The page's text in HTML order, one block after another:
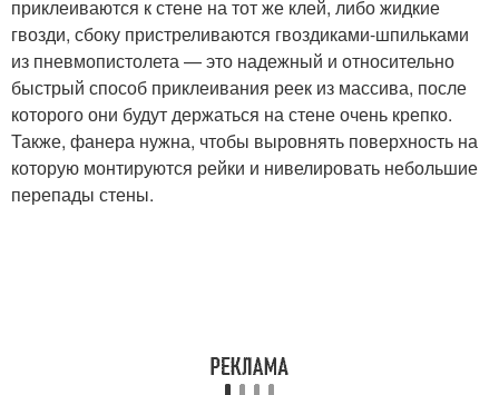
приклеиваются к стене на тот же клей, либо жидкие
гвозди, сбоку пристреливаются гвоздиками-шпильками
из пневмопистолета — это надежный и относительно
быстрый способ приклеивания реек из массива, после
которого они будут держаться на стене очень крепко.
Также, фанера нужна, чтобы выровнять поверхность на
которую монтируются рейки и нивелировать небольшие
перепады стены.